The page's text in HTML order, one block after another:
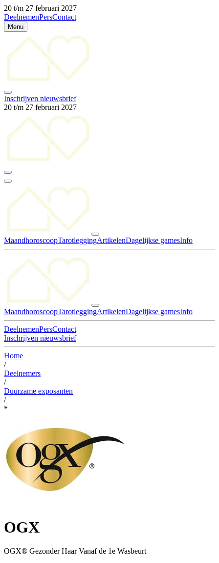
20 t/m 27 februari 2027
DeelnemenPersContact
Menu
Inschrijven nieuwsbrief
20 t/m 27 februari 2027
MaandhoroscoopTarotleggingArtikelenDagelijkse gamesInfo
MaandhoroscoopTarotleggingArtikelenDagelijkse gamesInfo
DeelnemenPersContact
Inschrijven nieuwsbrief
Home
/
Deelnemers
/
Duurzame exposanten
/
*
OGX
OGX® Gezonder Haar Vanaf de 1e Wasbeurt